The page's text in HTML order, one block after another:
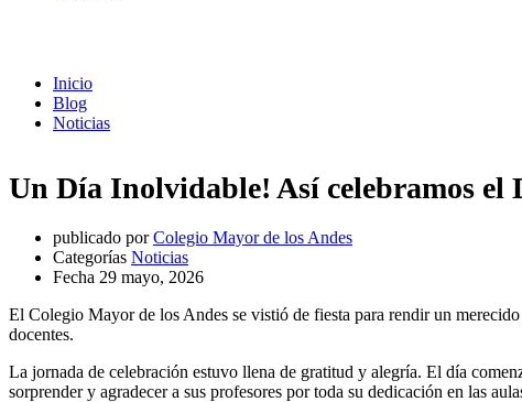
Inicio
Blog
Noticias
Un Día Inolvidable! Así celebramos el
publicado por Colegio Mayor de los Andes
Categorías Noticias
Fecha 29 mayo, 2026
El Colegio Mayor de los Andes se vistió de fiesta para rendir un
docentes.
La jornada de celebración estuvo llena de gratitud y alegría. El día
sorprender y agradecer a sus profesores por toda su dedicación en las